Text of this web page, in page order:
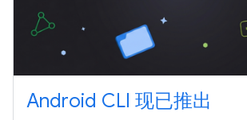
Android CLI 现已推出